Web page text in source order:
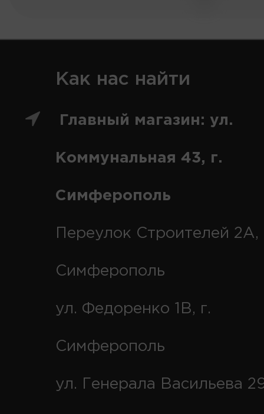
Как нас найти
Главный магазин: ул.
Коммунальная 43, г.
Симферополь
Переулок Строителей 2А,
Симферополь
ул. Федоренко 1В, г.
Симферополь
ул. Генерала Васильева